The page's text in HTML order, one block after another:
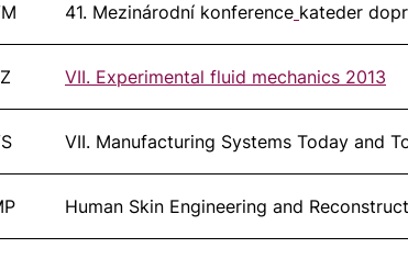
41. Mezinárodní konference kateder
VII. Experimental fluid mechanics 2013
VII. Manufacturing Systems Today and
Human Skin Engineering and